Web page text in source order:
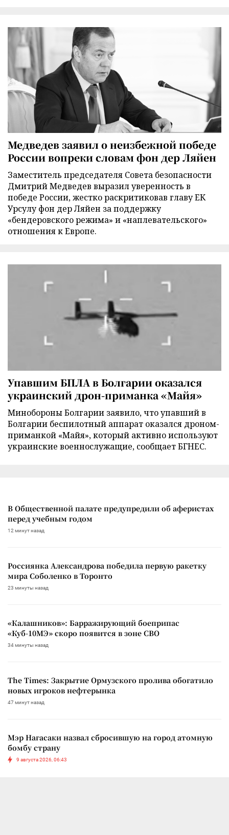
Медведев заявил о неизбежной победе
России вопреки словам фон дер Ляйен
Заместитель председателя Совета безопасности
Дмитрий Медведев выразил уверенность в
победе России, жестко раскритиковав главу ЕК
Урсулу фон дер Ляйен за поддержку
«бендеровского режима» и «наплевательского»
отношения к Европе.
Упавшим БПЛА в Болгарии оказался
украинский дрон-приманка «Майя»
Минобороны Болгарии заявило, что упавший в
Болгарии беспилотный аппарат оказался дроном-
приманкой «Майя», который активно используют
украинские военнослужащие, сообщает БГНЕС.
В Общественной палате предупредили об аферистах
перед учебным годом
12 минут назад
Россиянка Александрова победила первую ракетку
мира Соболенко в Торонто
23 минуты назад
«Калашников»: Барражирующий боеприпас
«Куб-10МЭ» скоро появится в зоне СВО
34 минуты назад
The Times: Закрытие Ормузского пролива обогатило
новых игроков нефтерынка
47 минут назад
Мэр Нагасаки назвал сбросившую на город атомную
бомбу страну
9 августа 2026, 06:43